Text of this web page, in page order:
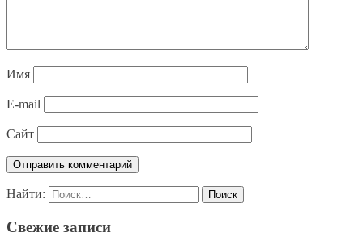
Имя
E-mail
Сайт
Найти:
Свежие записи